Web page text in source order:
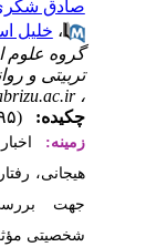
تبریز، ایران.
عمده روانی،
مطالعات در
و
این اخبار خوشایند